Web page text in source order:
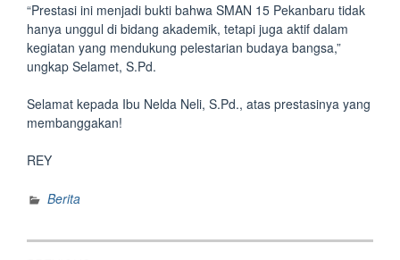
“Prestasi ini menjadi bukti bahwa SMAN 15 Pekanbaru tidak
hanya unggul di bidang akademik, tetapi juga aktif dalam
kegiatan yang mendukung pelestarian budaya bangsa,”
ungkap Selamet, S.Pd.
Selamat kepada Ibu Nelda Neli, S.Pd., atas prestasinya yang
membanggakan!
REY
Berita